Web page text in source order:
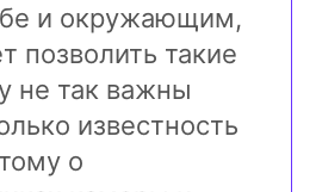
и окружающим,
позволить такие
не так важны
известность
о